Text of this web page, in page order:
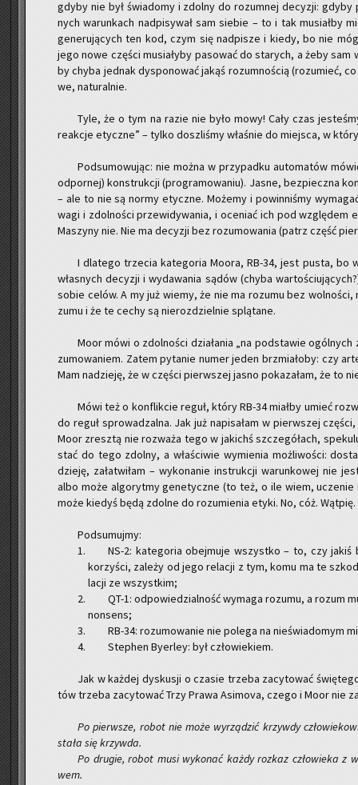
gdyby nie był świa­do­my i zdol­ny do ro­zum­nej de­cy­zji:
nych wa­run­kach nad­pi­sy­wał sam sie­bie – to i tak mu­siał­by
ge­ne­ru­ją­cych ten kod, czym się nad­pi­sze i kiedy, bo nie
jego nowe czę­ści mu­sia­ły­by pa­so­wać do sta­rych, a żeby sam
by chyba jed­nak dys­po­no­wać jakąś ro­zum­no­ścią (ro­zu­mieć,
we, na­tu­ral­nie.
Tyle, że o tym na razie nie było mowy! Cały czas
re­ak­cje etycz­ne” – tylko do­szli­śmy wła­śnie do miej­sca, w
Pod­su­mo­wu­jąc: nie można w przy­pad­ku au­to­ma­tów
od­por­nej) kon­struk­cji (pro­gra­mo­wa­niu). Jasne, bez­piecz­na
– ale to nie są normy etycz­ne. Mo­że­my i po­win­ni­śmy
wa­gi i zdol­no­ści prze­wi­dy­wa­nia, i oce­niać ich pod
Ma­szy­ny nie. Nie ma de­cy­zji bez ro­zu­mo­wa­nia (patrz część
I dla­te­go trze­cia ka­te­go­ria Moora, RB-34, jest pusta, bo
wła­snych de­cy­zji i wy­da­wa­nia sądów (chyba
sobie celów. A my już wiemy, że nie ma ro­zu­mu bez
zu­mu i że te cechy są nie­roz­dziel­nie splą­ta­ne.
Moor mówi o zdol­no­ści dzia­ła­nia „na pod­sta­wie ogól­nych
zu­mo­wa­niem. Zatem py­ta­nie numer jeden brzmia­ło­by: czy
Mam na­dzie­ję, że w czę­ści pierw­szej jasno po­ka­za­łam, że to
Mówi też o kon­flik­cie reguł, który RB-34 miał­by umieć
do reguł spro­wa­dzal­na. Jak już na­pi­sa­łam w pierw­szej
Moor zresz­tą nie roz­wa­ża tego w ja­kichś szcze­gó­łach,
stać do tego zdol­ny, a wła­ści­wie wy­mie­nia moż­li­wo­ści:
dzie­ję, za­ła­twi­łam – wy­ko­na­nie in­struk­cji wa­run­ko­wej nie
albo może al­go­ryt­my ge­ne­tycz­ne (to też, o ile wiem,
może kie­dyś będą zdol­ne do ro­zu­mie­nia etyki. No, cóż. Wąt­pię.
Pod­su­muj­my:
NS-2: ka­te­go­ria obej­mu­je wszyst­ko – to, czy
ko­rzy­ści, za­le­ży od jego re­la­cji z tym, komu ma te
la­cji ze wszyst­kim;
QT-1: od­po­wie­dzial­ność wy­ma­ga ro­zu­mu, a rozum
non­sens;
RB-34: ro­zu­mo­wa­nie nie po­le­ga na nie­świa­do­mym
Ste­phen By­er­ley: był czło­wie­kiem.
Jak w każ­dej dys­ku­sji o cza­sie trze­ba za­cy­to­wać
tów trze­ba za­cy­to­wać Trzy Prawa Asi­mo­va, czego i Moor nie
Po pierw­sze, robot nie może wy­rzą­dzić krzyw­dy
stała się krzyw­da.
Po dru­gie, robot musi wy­ko­nać każdy roz­kaz czło­wie­ka z
wem.